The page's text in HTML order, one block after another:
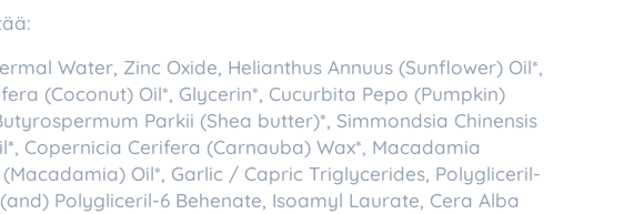
Water, Zinc Oxide, Helianthus Annuus (Sunflower) Oil*,
(Coconut) Oil*, Glycerin*, Cucurbita Pepo (Pumpkin)
Parkii (Shea butter)*, Simmondsia Chinensis
Copernicia Cerifera (Carnauba) Wax*, Macadamia
Oil*, Garlic / Capric Triglycerides, Polygliceril-
Polygliceril-6 Behenate, Isoamyl Laurate, Cera Alba